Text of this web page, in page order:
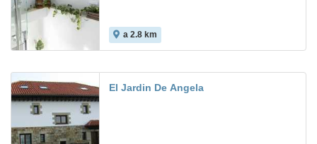
a 2.8 km
El Jardin De Angela